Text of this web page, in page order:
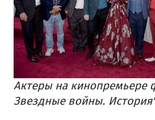
Актеры на кинопремьере
Звездные войны.